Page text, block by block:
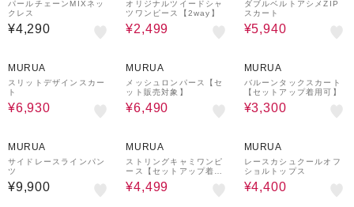
パールチェーンMIXネッ
クレス
¥4,290
オリジナルツイードシャ
ツワンピース【2way】
¥2,499
ダブルベルトアシメZIP
スカート
¥5,940
MURUA
スリットデザインスカー
ト
¥6,930
MURUA
メッシュロンパース【セ
ット販売対象】
¥6,490
MURUA
バルーンタックスカート
【セットアップ着用可】
¥3,300
MURUA
サイドレースラインパン
ツ
¥9,900
MURUA
ストリングキャミワンピ
ース【セットアップ着用
可】
¥4,499
MURUA
レースカシュクールオフ
ショルトップス
¥4,400